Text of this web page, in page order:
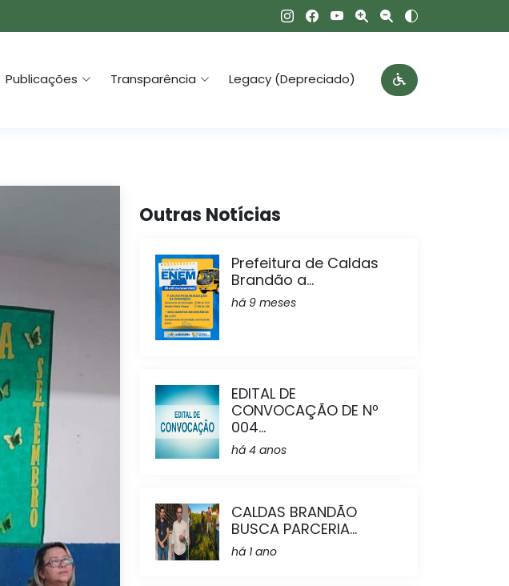
Publicações Transparência Legacy (Depreciado)
Outras Notícias
Prefeitura de Caldas
Brandão a...
há 9 meses
EDITAL DE
CONVOCAÇÃO DE Nº
004...
há 4 anos
CALDAS BRANDÃO
BUSCA PARCERIA...
há 1 ano